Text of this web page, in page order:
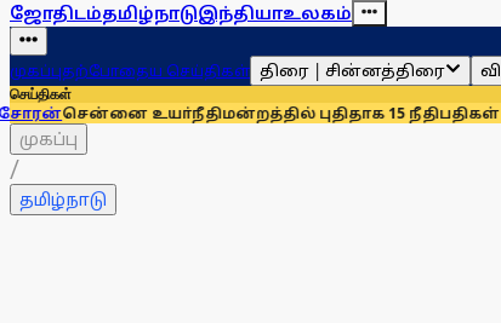
ஜோதிடம்தமிழ்நாடுஇந்தியாஉலகம்
முகப்புதற்போதைய செய்திகள் திரை | சின்னத்திரை
செய்திகள்
உயா்நீதிமன்றத்தில் புதிதாக 15 நீதிபதிகள்
முகப்பு
/
தமிழ்நாடு